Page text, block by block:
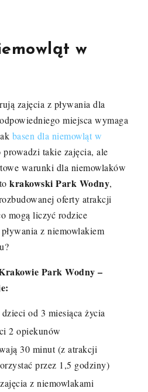
w
zajęcia z pływania dla
miejsca wymaga
basen dla niemowląt w
takie zajęcia, ale
warunki dla niemowlaków
krakowski Park Wodny,
oferty atrakcji
mogą liczyć rodzice
z niemowlakiem
Park Wodny –
od 3 miesiąca życia
2 opiekunów
30 minut (z atrakcji
przez 1,5 godziny)
z niemowlakami